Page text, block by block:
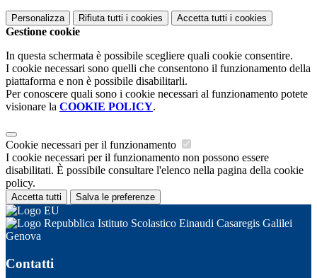
Personalizza Rifiuta tutti i cookies Accetta tutti i cookies
Gestione cookie
In questa schermata è possibile scegliere quali cookie consentire.
I cookie necessari sono quelli che consentono il funzionamento della
piattaforma e non è possibile disabilitarli.
Per conoscere quali sono i cookie necessari al funzionamento potete
visionare la COOKIE POLICY.
Cookie necessari per il funzionamento
I cookie necessari per il funzionamento non possono essere
disabilitati. È possibile consultare l'elenco nella pagina della cookie
policy.
Accetta tutti Salva le preferenze
Istituto Scolastico Einaudi Casaregis Galilei
Genova
Contatti